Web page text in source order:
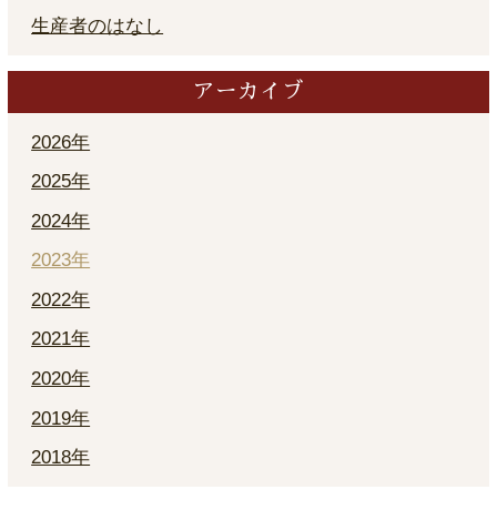
生産者のはなし
アーカイブ
2026年
2025年
2024年
2023年
2022年
2021年
2020年
2019年
2018年